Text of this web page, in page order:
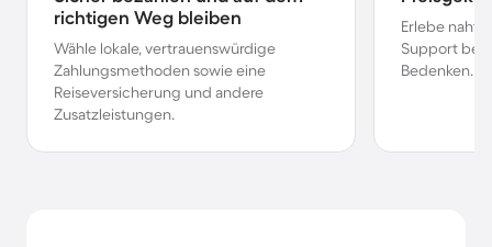
richtigen Weg bleiben
Wähle lokale, vertrauenswürdige
Zahlungsmethoden sowie eine
Reiseversicherung und andere
Zusatzleistungen.
Erlebe
Support bei
Bedenken.